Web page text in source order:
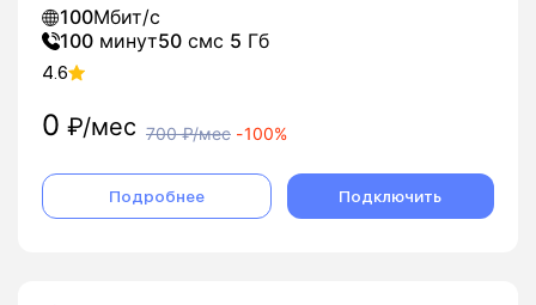
100Мбит/с
100 минут50 смс 5 Гб
4.6
0 ₽/мес 700₽/мес -100%
Подробнее Подключить